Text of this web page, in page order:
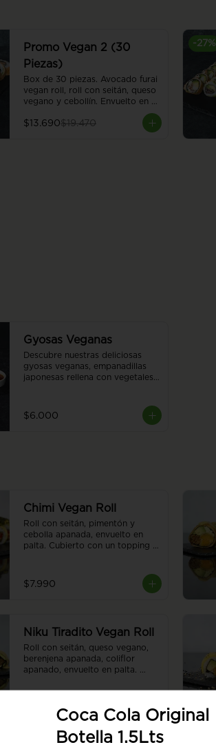
Promo Vegan 2 (30
Piezas)
Box de 30 piezas. Avocado furai
vegan roll, roll con seitán, queso
vegano y cebollín. Envuelto en
furai vegan roll, berenjena
$13.690$19.470
-27%
Gyosas Veganas
Descubre nuestras deliciosas
gyosas veganas, empanadillas
japonesas rellena con vegetales
$6.000
Chimi Vegan Roll
Roll con seitán, pimentón y
cebolla apanada, envuelto en
palta. Cubierto con un topping
$7.990
Niku Tiradito Vegan Roll
Roll con seitán, queso vegano,
berenjena apanada, coliflor
apanado, envuelto en palta.
vegano. Sin arroz. 8 piezas.
Coca Cola Original
Botella 1.5Lts